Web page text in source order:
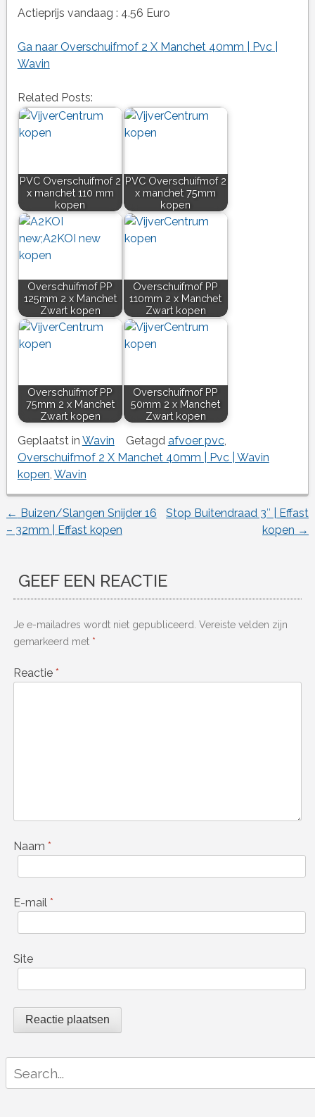
Actieprijs vandaag : 4.56 Euro
Ga naar Overschuifmof 2 X Manchet 40mm | Pvc |
Wavin
Related Posts:
PVC Overschuifmof 2
x manchet 110 mm
kopen
PVC Overschuifmof 2
x manchet 75mm
kopen
Overschuifmof PP
125mm 2 x Manchet
Zwart kopen
Overschuifmof PP
110mm 2 x Manchet
Zwart kopen
Overschuifmof PP
75mm 2 x Manchet
Zwart kopen
Overschuifmof PP
50mm 2 x Manchet
Zwart kopen
Geplaatst in Wavin Getagd afvoer pvc,
Overschuifmof 2 X Manchet 40mm | Pvc | Wavin
kopen Wavin
Berichtnavigatie
← Buizen/Slangen Snijder 16
– 32mm | Effast kopen
Stop Buitendraad 3″ | Effast
kopen →
GEEF EEN REACTIE
Je e-mailadres wordt niet gepubliceerd. Vereiste velden zijn
gemarkeerd met *
Reactie *
Naam *
E-mail *
Site
for: